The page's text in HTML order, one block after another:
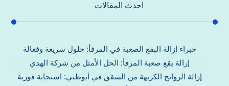
احدث المقالات
خبراء إزالة البقع الصعبة في المرفأ: حلول سريعة وفعالة
إزالة بقع صعبة المرفأ: الحل الأمثل من شركة الهدي
إزالة الروائح الكريهة من الشقق في أبوظبي: استجابة فورية